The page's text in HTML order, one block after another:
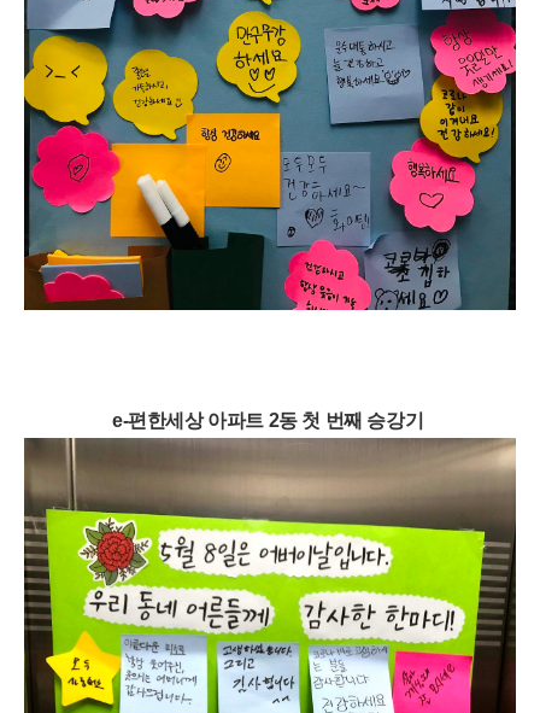
e-편한세상 아파트 2동 첫 번째 승강기